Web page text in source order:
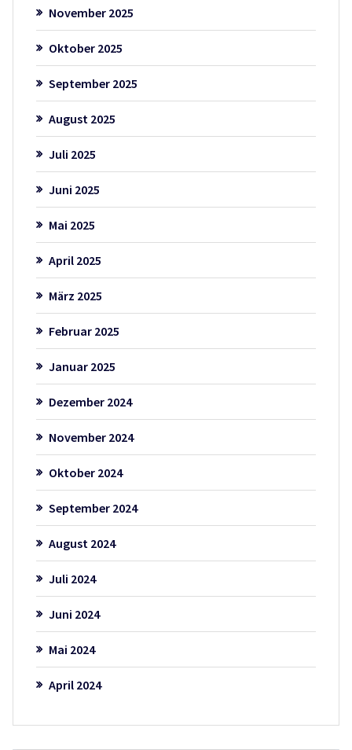
November 2025
Oktober 2025
September 2025
August 2025
Juli 2025
Juni 2025
Mai 2025
April 2025
März 2025
Februar 2025
Januar 2025
Dezember 2024
November 2024
Oktober 2024
September 2024
August 2024
Juli 2024
Juni 2024
Mai 2024
April 2024